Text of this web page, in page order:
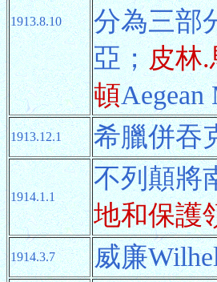
1913.8.10
分為三部
亞；皮林.
頓Aegean
1913.12.1 希臘併吞
1914.1.1
不列顛將
地和保護
1914.3.7 威廉